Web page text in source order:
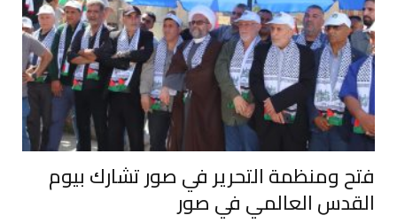
فتح ومنظمة التحرير في صور تشارك بيوم
القدس العالمي في صور